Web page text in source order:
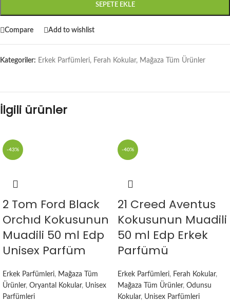
SEPETE EKLE
Compare Add to wishlist
Kategoriler: Erkek Parfümleri, Ferah Kokular, Mağaza Tüm Ürünler
İlgili ürünler
-43%
2 Tom Ford Black
Orchıd Kokusunun
Muadili 50 ml Edp
Unisex Parfüm
Erkek Parfümleri, Mağaza Tüm
Ürünler, Oryantal Kokular, Unisex
Parfümleri
-40%
21 Creed Aventus
Kokusunun Muadili
50 ml Edp Erkek
Parfümü
Erkek Parfümleri, Ferah Kokular,
Mağaza Tüm Ürünler, Odunsu
Kokular, Unisex Parfümleri